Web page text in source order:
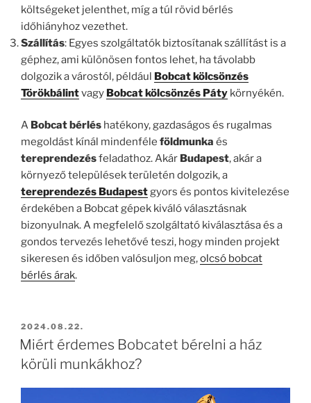
költségeket jelenthet, míg a túl rövid bérlés
időhiányhoz vezethet.
Szállítás: Egyes szolgáltatók biztosítanak szállítást is a
géphez, ami különösen fontos lehet, ha távolabb
dolgozik a várostól, például Bobcat kölcsönzés
Törökbálintvagy Bobcat kölcsönzés Páty környékén.
A Bobcat bérlés hatékony, gazdaságos és rugalmas
megoldást kínál mindenféle földmunka és
tereprendezésfeladathoz. Akár Budapest, akár a
környező települések területén dolgozik, a
tereprendezés Budapestgyors és pontos kivitelezése
érdekében a Bobcat gépek kiváló választásnak
bizonyulnak. A megfelelő szolgáltató kiválasztása és a
gondos tervezés lehetővé teszi, hogy minden projekt
sikeresen és időben valósuljon meg,olcsó bobcat
bérlés árak.
BEKÜLDVE:
2024.08.22.
Miért érdemes Bobcatet bérelni a ház
körüli munkákhoz?